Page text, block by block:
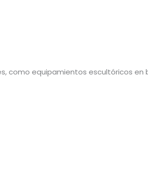
como equipamientos escultóricos